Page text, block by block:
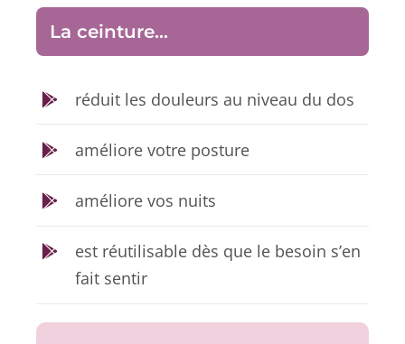
La ceinture…
réduit les douleurs au niveau du dos
améliore votre posture
améliore vos nuits
est réutilisable dès que le besoin s’en
fait sentir